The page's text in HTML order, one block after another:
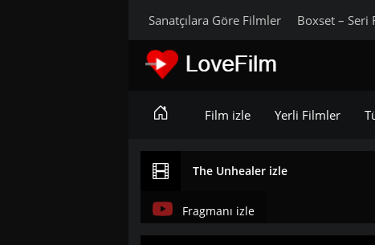
Sanatçılara Göre Filmler Boxset – Seri
Film izle Yerli Filmler
The Unhealer izle
Fragmanı izle